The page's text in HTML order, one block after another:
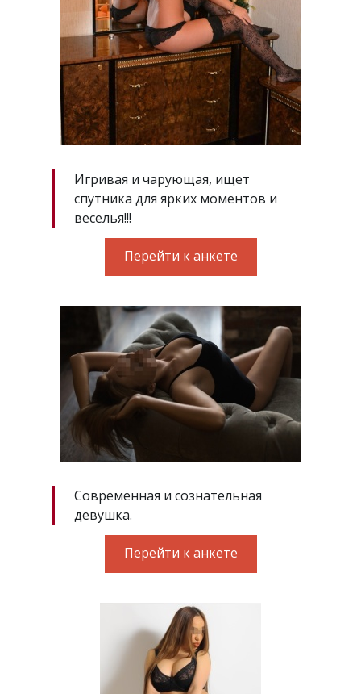
Игривая и чарующая, ищет
спутника для ярких моментов и
веселья!!!
Перейти к анкете
Современная и сознательная
девушка.
Перейти к анкете